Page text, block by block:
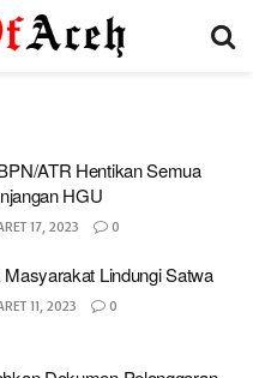
ATR Hentikan Semua
HGU
17, 2023 0
Lindungi Satwa
11, 2023 0